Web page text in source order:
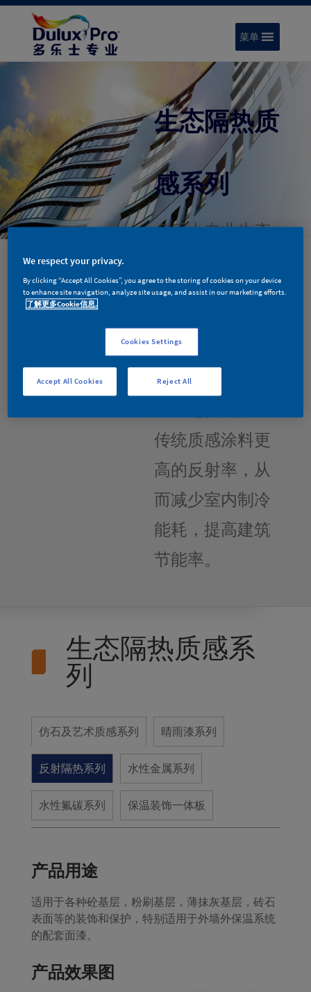
菜单
生态隔热质
感系列
多乐士专业生态
料采用了国际先
技术，使其不但
具有质感丰富，
传统质感涂料更
高的反射率，从
而减少室内制冷
能耗，提高建筑
节能率。
生态隔热质感系
列
仿石及艺术质感系列 晴雨漆系列
反射隔热系列 水性金属系列
水性氟碳系列 保温装饰一体板
产品用途
适用于各种砼基层，粉刷基层，薄抹灰基层，砖石
表面等的装饰和保护，特别适用于外墙外保温系统
的配套面漆。
产品效果图
We respect your privacy.
By clicking “Accept All Cookies”, you agree to the storing of cookies on your device
to enhance site navigation, analyze site usage, and assist in our marketing efforts.
了解更多Cookie信息.
Cookies Settings
Reject All
Accept All Cookies